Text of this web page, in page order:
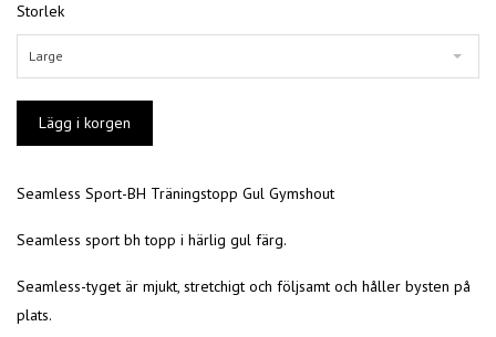
Storlek
Large
Seamless Sport-BH Träningstopp Gul Gymshout
Seamless sport bh topp i härlig gul färg.
Seamless-tyget är mjukt, stretchigt och följsamt och håller bysten på
plats.